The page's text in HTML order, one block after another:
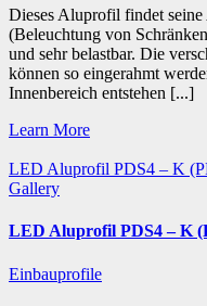
Dieses Aluprofil findet
(Beleuchtung von
und sehr belastbar. Die
können so eingerahmt
Innenbereich entstehen [...]
Learn More
LED Aluprofil PDS4 – K
Gallery
LED Aluprofil PDS4 – K
Einbauprofile